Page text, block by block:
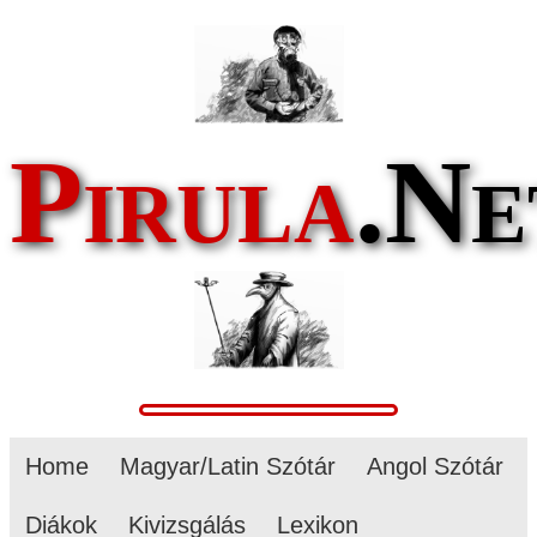
Pirula
Home Magyar/Latin Szótár Angol Szótár
Diákok Kivizsgálás Lexikon